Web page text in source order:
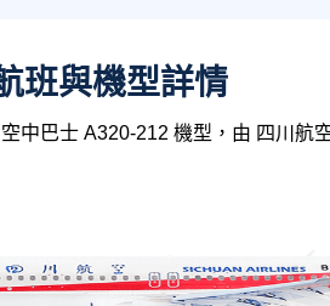
班與機型詳情
中巴士 A320-212 機型，由 四川航